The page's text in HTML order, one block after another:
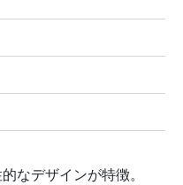
なデザインが特徴。